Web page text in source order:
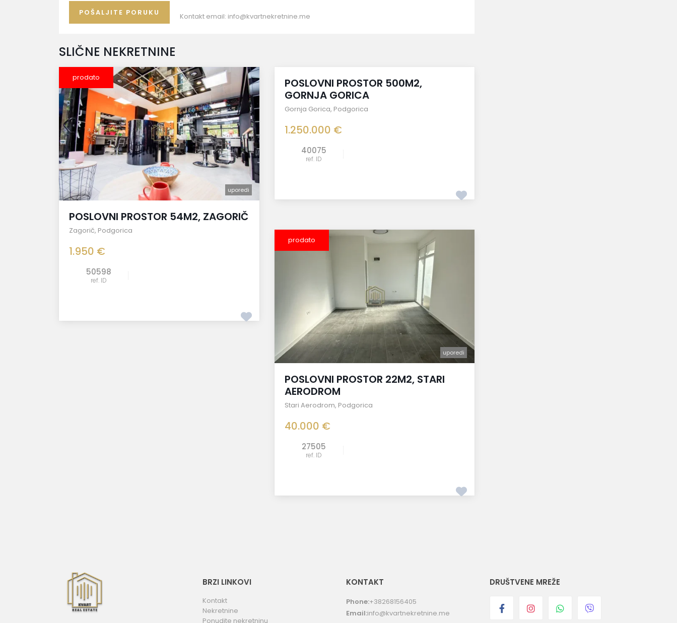
Kontakt email: info@kvartnekretnine.me
SLIČNE NEKRETNINE
prodato
uporedi
POSLOVNI PROSTOR 54M2, ZAGORIČ
Zagorič, Podgorica
1.950 €
50598
ref. ID
prodato
uporedi
POSLOVNI PROSTOR 500M2,
GORNJA GORICA
Gornja Gorica, Podgorica
1.250.000 €
40075
ref. ID
prodato
uporedi
POSLOVNI PROSTOR 22M2, STARI
AERODROM
Stari Aerodrom, Podgorica
40.000 €
27505
ref. ID
BRZI LINKOVI
Kontakt
Nekretnine
Ponudite nekretninu
KONTAKT
Phone:+38268156405
Email:info@kvartnekretnine.me
DRUŠTVENE MREŽE